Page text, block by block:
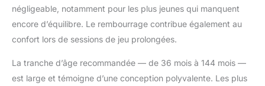
animés et garantissant
une installation
sécurisée sur l'herbe
ou à l'intérieur pour des
divertissement.
STIMULE LE
négligeable, notamment pour les plus jeunes qui manquent
encore d’équilibre. Le rembourrage contribue également au
confort lors de sessions de jeu prolongées.
La tranche d’âge recommandée — de 36 mois à 144 mois —
est large et témoigne d’une conception polyvalente. Les plus